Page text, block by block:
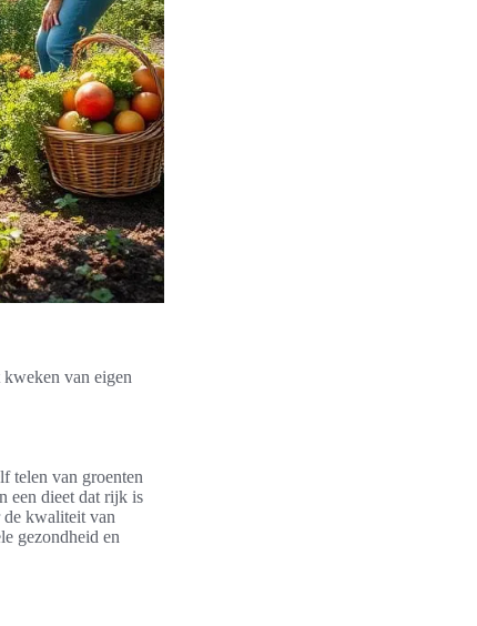
van eigen
telen van groenten
een dieet dat rijk is
de kwaliteit van
gezondheid en